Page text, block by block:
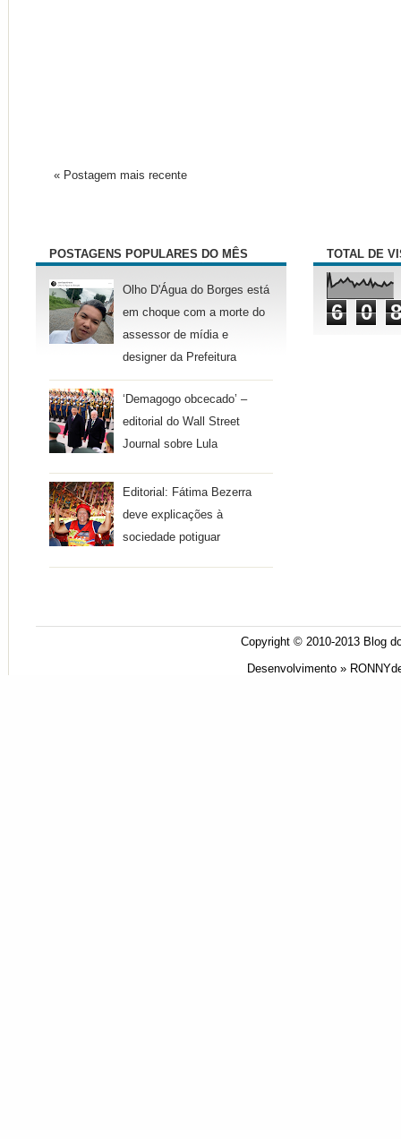
« Postagem mais recente
POSTAGENS POPULARES DO MÊS
Olho D'Água do Borges está
em choque com a morte do
assessor de mídia e
designer da Prefeitura
‘Demagogo obcecado’ –
editorial do Wall Street
Journal sobre Lula
Editorial: Fátima Bezerra
deve explicações à
sociedade potiguar
TOTAL DE
6 0 8
Copyright © 2010-2013 Blog
Desenvolvimento »